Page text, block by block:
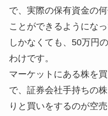
で、実際の保有資金の
ことができるようにな
しかなくても、50万円
わけです。
マーケットにある株を
で、証券会社手持ちの
りと買いをするのが空